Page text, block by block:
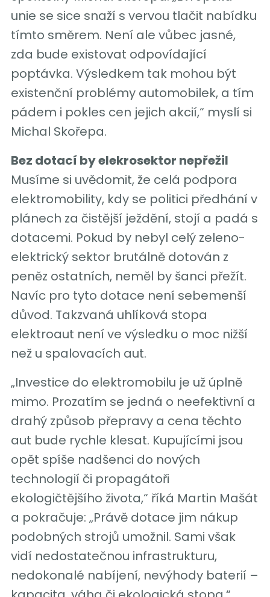
unie se sice snaží s vervou tlačit nabídku
tímto směrem. Není ale vůbec jasné,
zda bude existovat odpovídající
poptávka. Výsledkem tak mohou být
existenční problémy automobilek, a tím
pádem i pokles cen jejich akcií,“ myslí si
Michal Skořepa.
Bez dotací by elekrosektor nepřežil
Musíme si uvědomit, že celá podpora
elektromobility, kdy se politici předhání v
plánech za čistější ježdění, stojí a padá s
dotacemi. Pokud by nebyl celý zeleno-
elektrický sektor brutálně dotován z
peněz ostatních, neměl by šanci přežít.
Navíc pro tyto dotace není sebemenší
důvod. Takzvaná uhlíková stopa
elektroaut není ve výsledku o moc nižší
než u spalovacích aut.
„Investice do elektromobilu je už úplně
mimo. Prozatím se jedná o neefektivní a
drahý způsob přepravy a cena těchto
aut bude rychle klesat. Kupujícími jsou
opět spíše nadšenci do nových
technologií či propagátoři
ekologičtějšího života,“ říká Martin Mašát
a pokračuje: „Právě dotace jim nákup
podobných strojů umožnil. Sami však
vidí nedostatečnou infrastrukturu,
nedokonalé nabíjení, nevýhody baterií –